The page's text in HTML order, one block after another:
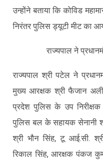
उन्होंने बताया कि कोविड
निरंतर पुलिस ड्यूटी मीट का
राज्यपाल ने
राज्यपाल श्री पटेल ने
मुख्य आरक्षक श्री फैजान
प्रदेश पुलिस के उप निरीक्षक
पुलिस बल के सहायक सेनानी
श्री भौन सिंह, टू आई.सी.
रिकाल सिंह, आरक्षक पंकज